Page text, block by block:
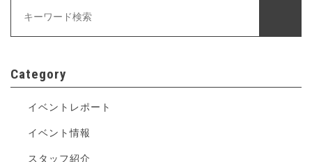
Category
イベントレポート
イベント情報
スタッフ紹介